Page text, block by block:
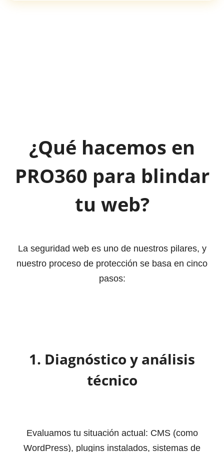
¿Qué hacemos en
PRO360 para blindar
tu web?
La seguridad web es uno de nuestros pilares, y
nuestro proceso de protección se basa en cinco
pasos:
1. Diagnóstico y análisis
técnico
Evaluamos tu situación actual: CMS (como
WordPress), plugins instalados, sistemas de